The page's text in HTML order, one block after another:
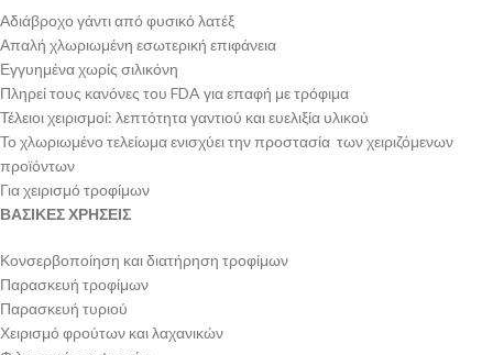
Αδιάβροχο γάντι από φυσικό λατέξ
Απαλή χλωριωμένη εσωτερική επιφάνεια
Εγγυημένα χωρίς σιλικόνη
Πληρεί τους κανόνες του FDA για επαφή με τρόφιμα
Τέλειοι χειρισμοί: λεπτότητα γαντιού και ευελιξία υλικού
Το χλωριωμένο τελείωμα ενισχύει την προστασία των χειριζόμενων
προϊόντων
Για χειρισμό τροφίμων
ΒΑΣΙΚΕΣ ΧΡΗΣΕΙΣ
Κονσερβοποίηση και διατήρηση τροφίμων
Παρασκευή τροφίμων
Παρασκευή τυριού
Χειρισμό φρούτων και λαχανικών